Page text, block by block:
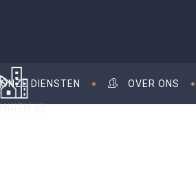
ONZE DIENSTEN OVER ONS